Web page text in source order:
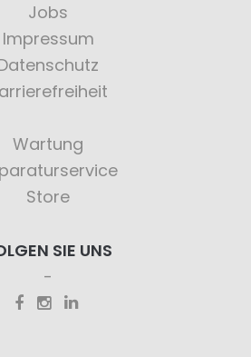
Jobs
Impressum
Wartung
Store
SIE UNS